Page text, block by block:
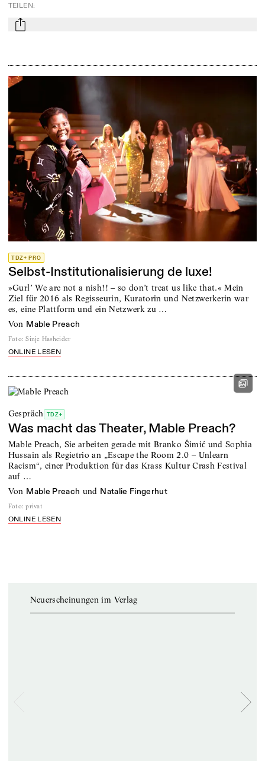
TEILEN:
mail
TDZ+ PRO
Selbst-Institutionalisierung de luxe!
»Gurl’ We are not a nish!! – so don’t treat us like that.« Mein
Ziel für 2016 als Regisseurin, Kuratorin und Netzwerkerin war
es, eine Plattform und ein Netzwerk zu …
von Mable Preach
Foto: Sinje Hasheider
ONLINE LESEN
Gespräch TDZ+
Was macht das Theater, Mable Preach?
Mable Preach, Sie arbeiten gerade mit Branko Šimić und Sophia
Hussain als ­Regietrio an „Escape the Room 2.0 – ­Unlearn
Racism“, einer Produktion für das Krass Kultur Crash Festival
auf …
von Mable Preach und Natalie Fingerhut
Foto: privat
ONLINE LESEN
Neuerscheinungen im Verlag